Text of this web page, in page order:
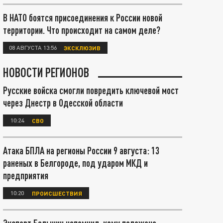
В НАТО боятся присоединения к России новой
территории. Что происходит на самом деле?
08 АВГУСТА 13:56 ЭКСКЛЮЗИВ
НОВОСТИ РЕГИОНОВ
Русские войска смогли повредить ключевой мост
через Днестр в Одесской области
10:24 СВО
Атака БПЛА на регионы России 9 августа: 13
раненых в Белгороде, под ударом МКД и
предприятия
10:20 ПРОИСШЕСТВИЯ